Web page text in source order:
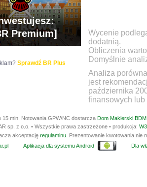
Wycenie
dodatnią.
Obliczenia
Domyślnie
Analiza
jest
października
finansowych lub
Premium]
Sprawdź BR Plus
15 min. Notowania GPW/NC dostarcza Dom Maklerski
sp. z o.o. • Wszystkie prawa zastrzeżone • produkcja:
akceptację regulaminu . Prezentowanie kwotowania
Aplikacja dla systemu Android Dla